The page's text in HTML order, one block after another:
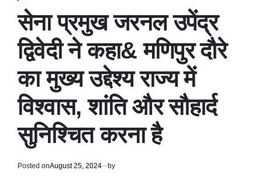
सेना प्रमुख जरनल उपेंद्र
द्विवेदी ने कहा& मणिपुर दौरे
का मुख्य उद्देश्य राज्य में
विश्वास, शांति और सौहार्द
सुनिश्चित करना है
Posted onAugust 25, 2024 by